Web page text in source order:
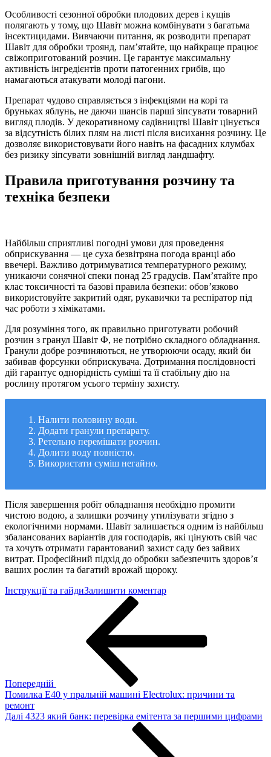
Особливості сезонної обробки плодових дерев і кущів
полягають у тому, що Шавіт можна комбінувати з багатьма
інсектицидами. Вивчаючи питання, як розводити препарат
Шавіт для обробки троянд, пам’ятайте, що найкраще працює
свіжоприготований розчин. Це гарантує максимальну
активність інгредієнтів проти патогенних грибів, що
намагаються атакувати молоді пагони.
Препарат чудово справляється з інфекціями на корі та
бруньках яблунь, не даючи шансів парші зіпсувати товарний
вигляд плодів. У декоративному садівництві Шавіт цінується
за відсутність білих плям на листі після висихання розчину. Це
дозволяє використовувати його навіть на фасадних клумбах
без ризику зіпсувати зовнішній вигляд ландшафту.
Правила приготування розчину та
техніка безпеки
Найбільш сприятливі погодні умови для проведення
обприскування — це суха безвітряна погода вранці або
ввечері. Важливо дотримуватися температурного режиму,
уникаючи сонячної спеки понад 25 градусів. Пам’ятайте про
клас токсичності та базові правила безпеки: обов’язково
використовуйте закритий одяг, рукавички та респіратор під
час роботи з хімікатами.
Для розуміння того, як правильно приготувати робочий
розчин з гранул Шавіт Ф, не потрібно складного обладнання.
Гранули добре розчиняються, не утворюючи осаду, який би
забивав форсунки обприскувача. Дотримання послідовності
дій гарантує однорідність суміші та її стабільну дію на
рослину протягом усього терміну захисту.
Налити половину води.
Додати гранули препарату.
Ретельно перемішати розчин.
Долити воду повністю.
Використати суміш негайно.
Після завершення робіт обладнання необхідно промити
чистою водою, а залишки розчину утилізувати згідно з
екологічними нормами. Шавіт залишається одним із найбільш
збалансованих варіантів для господарів, які цінують свій час
та хочуть отримати гарантований захист саду без зайвих
витрат. Професійний підхід до обробки забезпечить здоров’я
ваших рослин та багатий врожай щороку.
Інструкції та гайдиЗалишити коментардо
відгуки
садівників
Попередній
Помилка Е40 у пральній машині Electrolux: причини та
ремонт
Наступний
Далі 4323 який банк: перевірка емітента за першими цифрами